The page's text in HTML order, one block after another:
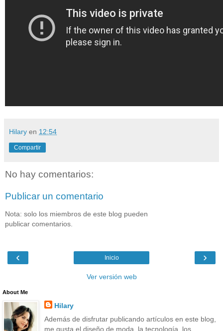
Hilary en 12:54
Compartir
No hay comentarios:
Publicar un comentario
Nota: solo los miembros de este blog pueden
publicar comentarios.
‹ ›
Inicio
Ver versión web
About Me
Hilary
Además de disfrutar publicando artículos en este blog,
me gusta el diseño de moda, la tecnología, los